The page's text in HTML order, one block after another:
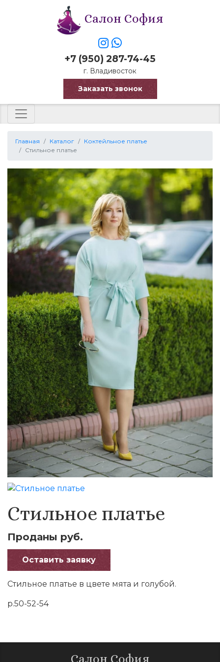
Салон София
+7 (950) 287-74-45
г. Владивосток
Заказать звонок
Главная Каталог
Коктейльное платье
Стильное платье
Стильное платье
Проданы руб.
Оставить заявку
Стильное платье в цвете мята и голубой.
р.50-52-54
Салон София